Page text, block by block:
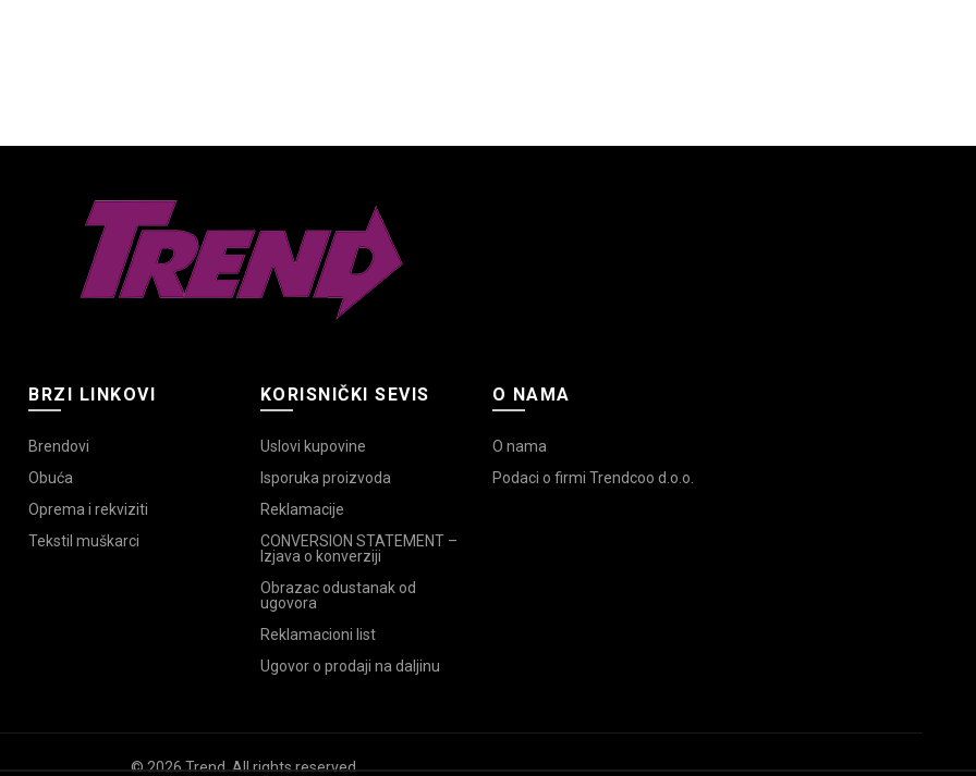
BRZI LINKOVI
Brendovi
Obuća
Oprema i rekviziti
Tekstil muškarci
KORISNIČKI SEVIS
Uslovi kupovine
Isporuka proizvoda
Reklamacije
CONVERSION STATEMENT –
Izjava o konverziji
Obrazac odustanak od
ugovora
Reklamacioni list
Ugovor o prodaji na daljinu
O NAMA
O nama
Podaci o firmi Trendcoo d.o.o.
© 2026Trend. All rights reserved